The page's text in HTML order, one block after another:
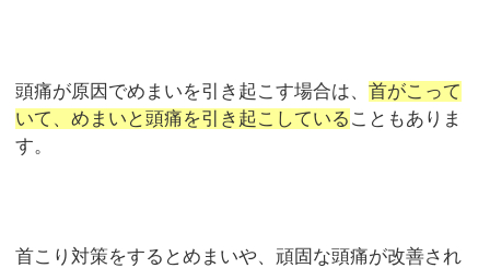
頭痛が原因でめまいを引き起こす場合は、首がこって
いて、めまいと頭痛を引き起こしている こともありま
す。
首こり対策をするとめまいや、頑固な頭痛が改善され